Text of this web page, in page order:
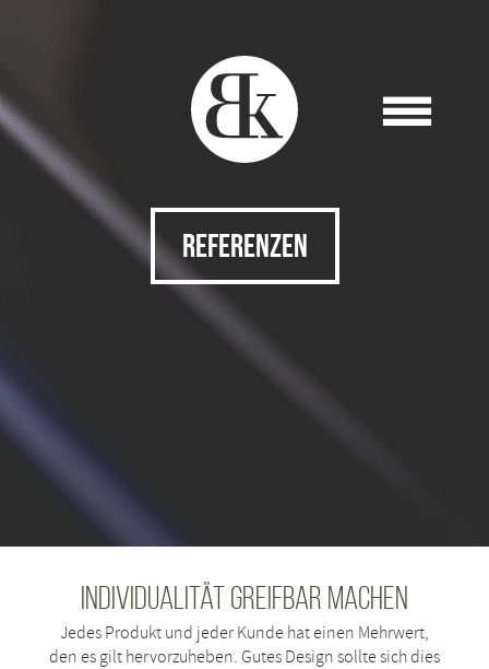
REFERENZEN
Individualität greifbar machen
Jedes Produkt und jeder Kunde hat einen Mehrwert,
den es gilt hervorzuheben. Gutes Design sollte sich dies